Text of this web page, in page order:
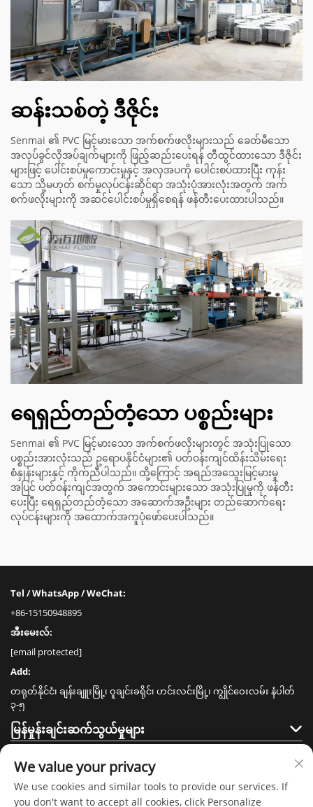
ဆန်းသစ်တဲ့ ဒီဇိုင်း
Senmai ၏ PVC မြင့်မားသော အက်စက်ဖလိုးများသည် ခေတ်မီသော
အလုပ်ခွင်လိုအပ်ချက်များကို ဖြည့်ဆည်းပေးရန် တီထွင်ထားသော ဒီဇိုင်း
များဖြင့် ပေါင်းစပ်မှုကောင်းမှုနှင့် အလှအပကို ပေါင်းစပ်ထားပြီး ကုန်း
သော သို့မဟုတ် စက်မှုလုပ်ငန်းဆိုင်ရာ အသုံးပုံအားလုံးအတွက် အက်
စက်ဖလိုးများကို အဆင်ပေါင်းစပ်မှုရှိစေရန် ဖန်တီးပေးထားပါသည်။
ရေရှည်တည်တံ့သော ပစ္စည်းများ
Senmai ၏ PVC မြင့်မားသော အက်စက်ဖလိုးများတွင် အသုံးပြုသော
ပစ္စည်းအားလုံးသည် ဥရောပနိုင်ငံများ၏ ပတ်ဝန်းကျင်ထိန်းသိမ်းရေး
စံနှုန်းများနှင့် ကိုက်ညီပါသည်။ ထို့ကြောင့် အရည်အသွေးမြင့်မားမှု
အပြင် ပတ်ဝန်းကျင်အတွက် အကောင်းများသော အသုံးပြုမှုကို ဖန်တီး
ပေးပြီး ရေရှည်တည်တံ့သော အဆောက်အဦးများ တည်ဆောက်ရေး
လုပ်ငန်းများကို အထောက်အကူပုံဖော်ပေးပါသည်။
Tel / WhatsApp / WeChat:
+86-15150948895
အီးမေးလ်:
[email protected]
Add:
တရုတ်နိုင်ငံ၊ ချန်းချူးမြို့၊ ဝူချင်းခရိုင်၊ ဟင်းလင်းမြို့၊ ကျွိုင်ဝေးလမ်း နံပါတ်
၃-၅
မြန်မှုန်းချင်းဆက်သွယ်မှုများ
ထုတ်ကုန်များ
We value your privacy
We use cookies and similar tools to provide our services. If
you don't want to accept all cookies, click Personalize